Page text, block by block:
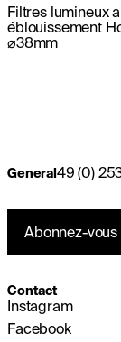
Filtres lumineux
éblouissement
⌀38mm
General49 (0)
Abonnez-
Contact
Instagram
Facebook